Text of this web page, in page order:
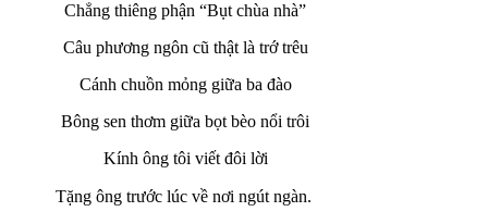
Chẳng thiêng phận “Bụt chùa nhà”
Câu phương ngôn cũ thật là trớ trêu
Cánh chuồn mỏng giữa ba đào
Bông sen thơm giữa bọt bèo nổi trôi
Kính ông tôi viết đôi lời
Tặng ông trước lúc về nơi ngút ngàn.